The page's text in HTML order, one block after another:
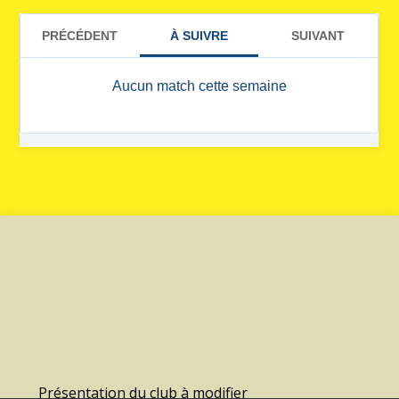
Présentation du club à modifier